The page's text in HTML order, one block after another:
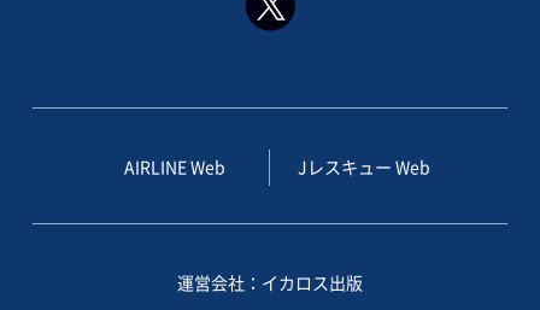
AIRLINE Web Jレスキュー Web
運営会社：イカロス出版